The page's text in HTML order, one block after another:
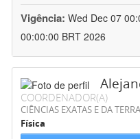
Vigência: Wed Dec 07
00:00:00 BRT 2026
COORDENADOR(A)
CIÊNCIAS EXATAS E DA TERRA
Física